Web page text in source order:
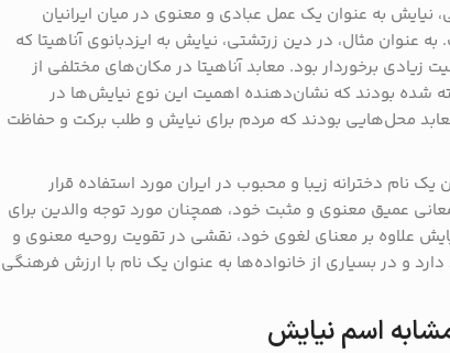
نیایش به عنوان یک عمل عبادی و معنوی در میان ایرانیان
عنوان مثال، در دین زرتشتی، نیایش به ایزدبانوی آناهیتا که
زیادی برخوردار بود. معابد آناهیتا در مکان‌های مختلفی از
شده بودند که نشان‌دهنده اهمیت این نوع نیایش‌ها در
محل‌هایی بودند که مردم برای نیایش و طلب برکت و حفاظت
یک نام دخترانه زیبا و محبوب در ایران مورد استفاده قرار
عمیق معنوی و مثبت خود، همچنان مورد توجه والدین برای
علاوه بر معنای لغوی خود، نقشی در تقویت روحیه معنوی و
دارد و در بسیاری از خانواده‌ها به عنوان یک نام با ارزش فرهنگی
اسم نیایش